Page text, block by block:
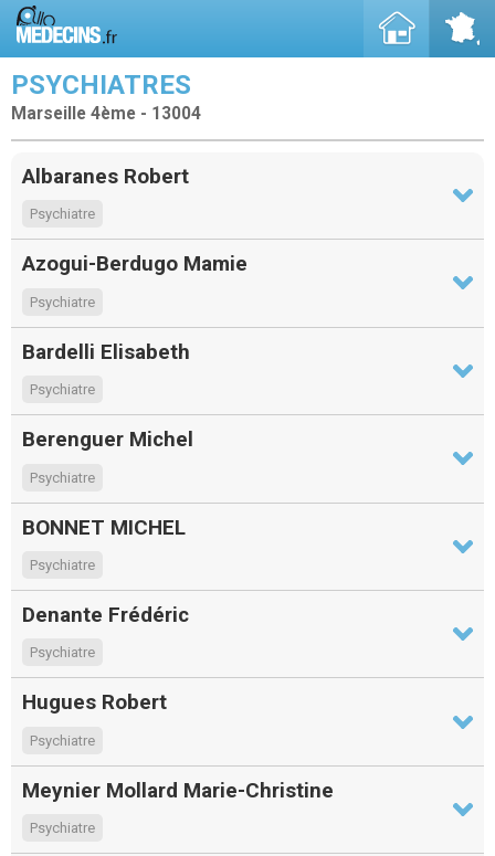
PSYCHIATRES
Marseille 4ème - 13004
Albaranes Robert
Psychiatre
Azogui-Berdugo Mamie
Psychiatre
Bardelli Elisabeth
Psychiatre
Berenguer Michel
Psychiatre
BONNET MICHEL
Psychiatre
Denante Frédéric
Psychiatre
Hugues Robert
Psychiatre
Meynier Mollard Marie-Christine
Psychiatre